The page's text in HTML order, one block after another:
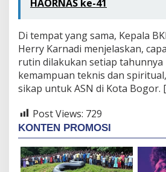
HAORNAS ke-41
Di tempat yang sama, Kepala
Herry Karnadi menjelaskan,
rutin dilakukan setiap
kemampuan teknis dan
sikap untuk ASN di Kota
Post Views: 729